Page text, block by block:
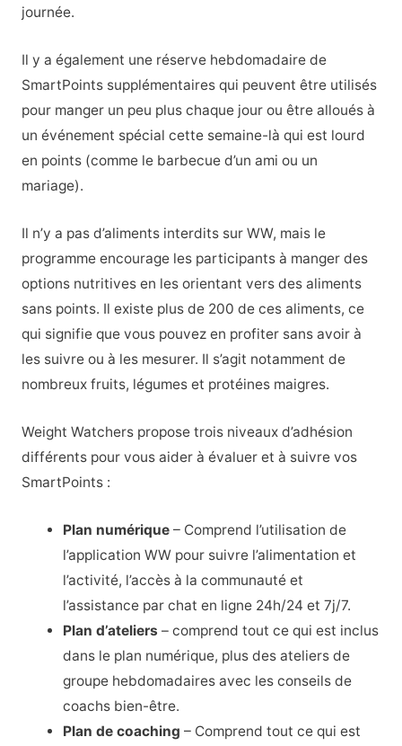
journée.
Il y a également une réserve hebdomadaire de
SmartPoints supplémentaires qui peuvent être utilisés
pour manger un peu plus chaque jour ou être alloués à
un événement spécial cette semaine-là qui est lourd
en points (comme le barbecue d’un ami ou un
mariage).
Il n’y a pas d’aliments interdits sur WW, mais le
programme encourage les participants à manger des
options nutritives en les orientant vers des aliments
sans points. Il existe plus de 200 de ces aliments, ce
qui signifie que vous pouvez en profiter sans avoir à
les suivre ou à les mesurer. Il s’agit notamment de
nombreux fruits, légumes et protéines maigres.
Weight Watchers propose trois niveaux d’adhésion
différents pour vous aider à évaluer et à suivre vos
SmartPoints :
Plan numérique – Comprend l’utilisation de
l’application WW pour suivre l’alimentation et
l’activité, l’accès à la communauté et
l’assistance par chat en ligne 24h/24 et 7j/7.
Plan d’ateliers – comprend tout ce qui est inclus
dans le plan numérique, plus des ateliers de
groupe hebdomadaires avec les conseils de
coachs bien-être.
Plan de coaching– Comprend tout ce qui est